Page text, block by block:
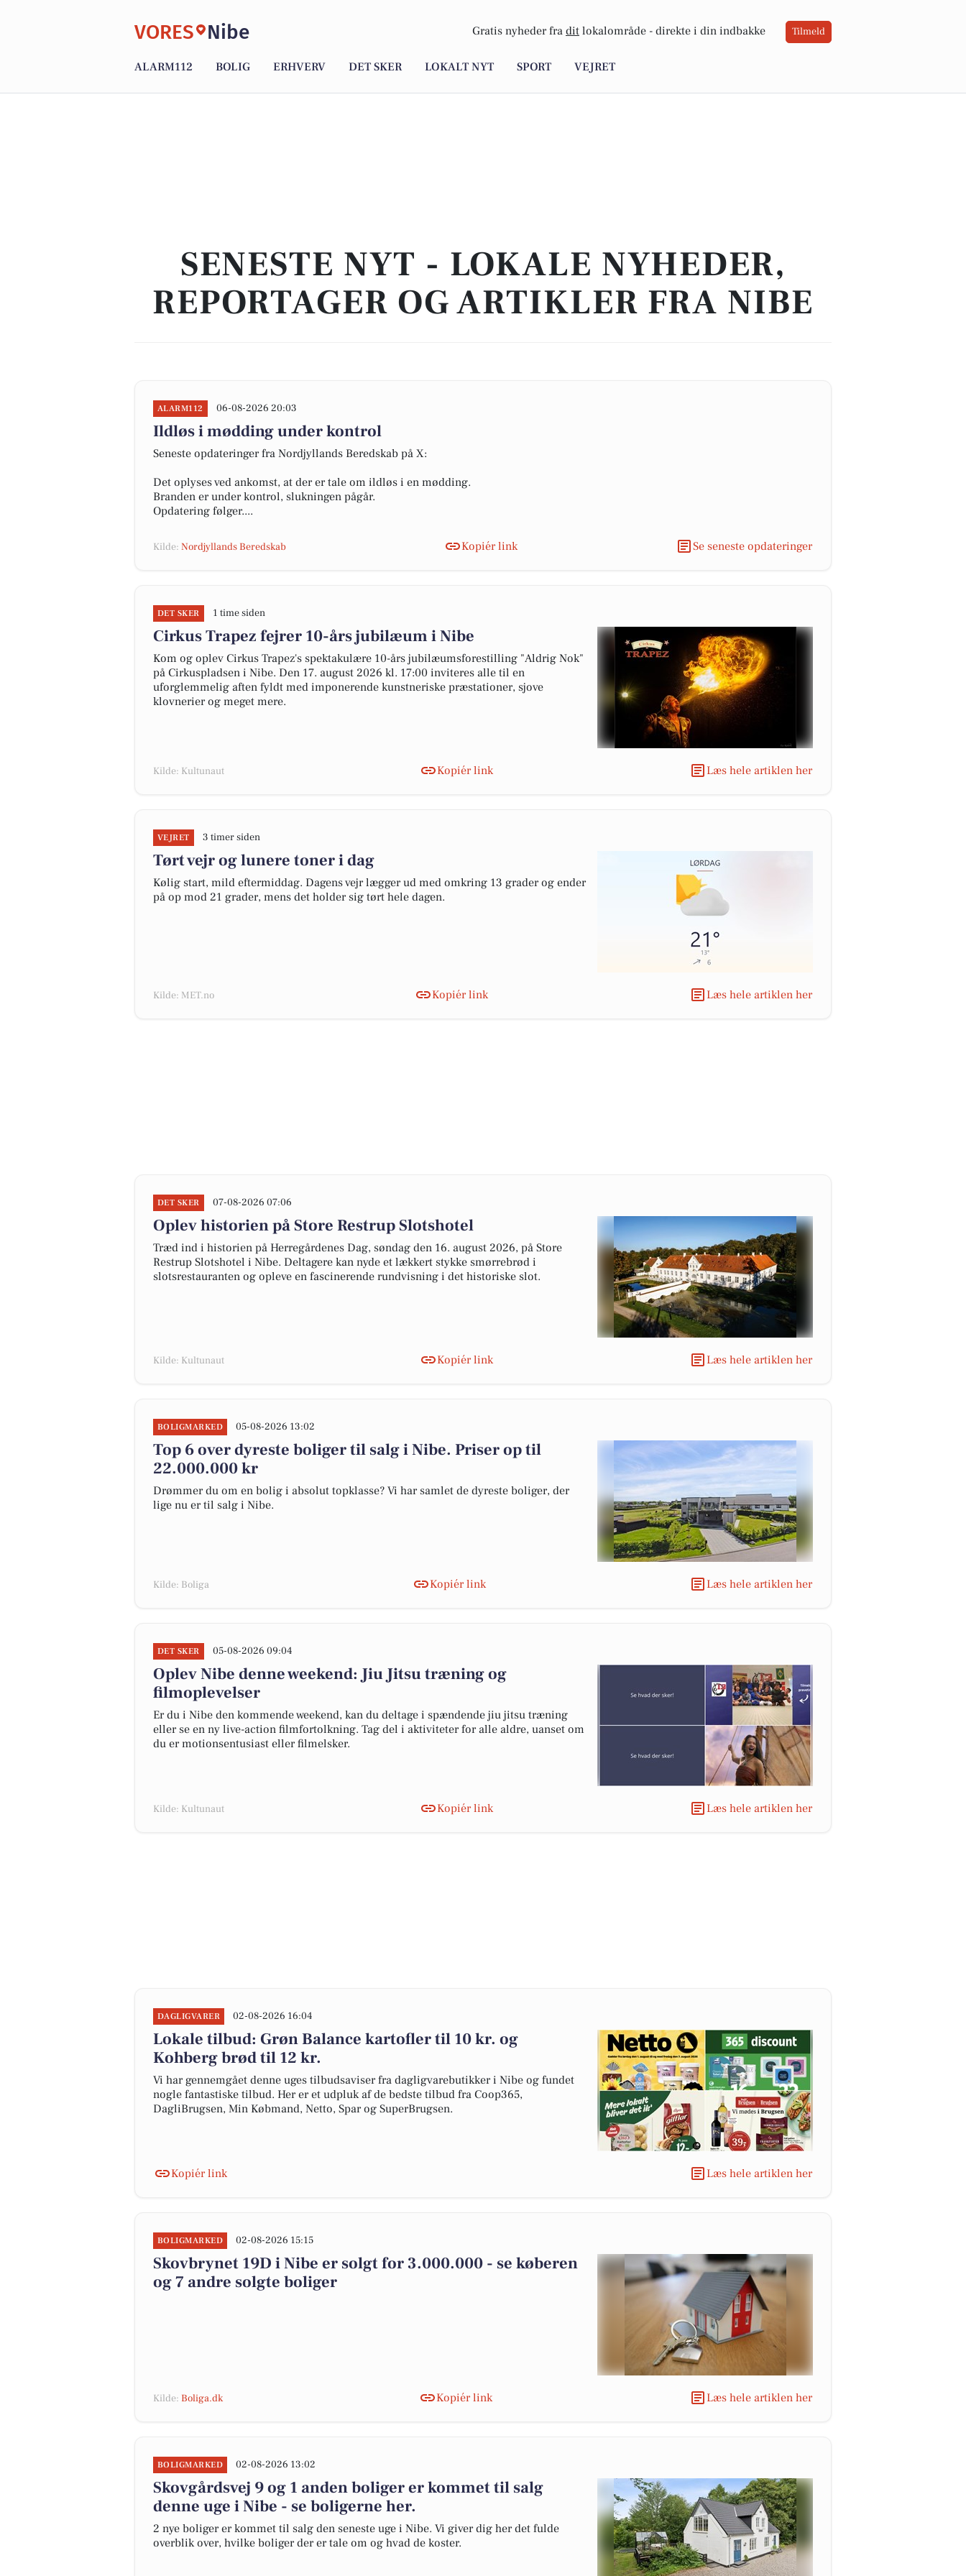
VORES Nibe Gratis nyheder fra dit lokalområde - direkte i din indbakke Tilmeld
ALARM112 BOLIG ERHVERV DET SKER LOKALT NYT SPORT VEJRET
SENESTE NYT - LOKALE NYHEDER,
REPORTAGER OG ARTIKLER FRA NIBE
ALARM112 06-08-2026 20:03
Ildløs i mødding under kontrol
Seneste opdateringer fra Nordjyllands Beredskab på X:
Det oplyses ved ankomst, at der er tale om ildløs i en mødding.
Branden er under kontrol, slukningen pågår.
Opdatering følger....
Kilde: Nordjyllands Beredskab Kopiér link Se seneste opdateringer
DET SKER 1 time siden
Cirkus Trapez fejrer 10-års jubilæum i Nibe
Kom og oplev Cirkus Trapez's spektakulære 10-års jubilæumsforestilling "Aldrig Nok"
på Cirkuspladsen i Nibe. Den 17. august 2026 kl. 17:00 inviteres alle til en
uforglemmelig aften fyldt med imponerende kunstneriske præstationer, sjove
klovnerier og meget mere.
Kilde: Kultunaut Kopiér link Læs hele artiklen her
VEJRET 3 timer siden
Tørt vejr og lunere toner i dag
Kølig start, mild eftermiddag. Dagens vejr lægger ud med omkring 13 grader og ender
på op mod 21 grader, mens det holder sig tørt hele dagen.
Kilde: MET.no Kopiér link Læs hele artiklen her
DET SKER 07-08-2026 07:06
Oplev historien på Store Restrup Slotshotel
Træd ind i historien på Herregårdenes Dag, søndag den 16. august 2026, på Store
Restrup Slotshotel i Nibe. Deltagere kan nyde et lækkert stykke smørrebrød i
slotsrestauranten og opleve en fascinerende rundvisning i det historiske slot.
Kilde: Kultunaut Kopiér link Læs hele artiklen her
BOLIGMARKED 05-08-2026 13:02
Top 6 over dyreste boliger til salg i Nibe. Priser op til
22.000.000 kr
Drømmer du om en bolig i absolut topklasse? Vi har samlet de dyreste boliger, der
lige nu er til salg i Nibe.
Kilde: Boliga Kopiér link Læs hele artiklen her
DET SKER 05-08-2026 09:04
Oplev Nibe denne weekend: Jiu Jitsu træning og
filmoplevelser
Er du i Nibe den kommende weekend, kan du deltage i spændende jiu jitsu træning
eller se en ny live-action filmfortolkning. Tag del i aktiviteter for alle aldre, uanset om
du er motionsentusiast eller filmelsker.
Kilde: Kultunaut Kopiér link Læs hele artiklen her
DAGLIGVARER 02-08-2026 16:04
Lokale tilbud: Grøn Balance kartofler til 10 kr. og
Kohberg brød til 12 kr.
Vi har gennemgået denne uges tilbudsaviser fra dagligvarebutikker i Nibe og fundet
nogle fantastiske tilbud. Her er et udpluk af de bedste tilbud fra Coop365,
DagliBrugsen, Min Købmand, Netto, Spar og SuperBrugsen.
Kopiér link Læs hele artiklen her
BOLIGMARKED 02-08-2026 15:15
Skovbrynet 19D i Nibe er solgt for 3.000.000 - se køberen
og 7 andre solgte boliger
Kilde: Boliga.dk Kopiér link Læs hele artiklen her
BOLIGMARKED 02-08-2026 13:02
Skovgårdsvej 9 og 1 anden boliger er kommet til salg
denne uge i Nibe - se boligerne her.
2 nye boliger er kommet til salg den seneste uge i Nibe. Vi giver dig her det fulde
overblik over, hvilke boliger der er tale om og hvad de koster.